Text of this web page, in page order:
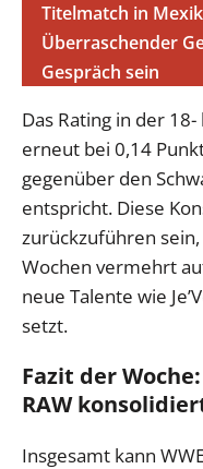
Titelmatch in
Überraschender
Gespräch sein
Das Rating in der
erneut bei 0,14
gegenüber den
entspricht. Diese
zurückzuführen
Wochen vermehrt
neue Talente wie
setzt.
Fazit der
RAW
Insgesamt kann